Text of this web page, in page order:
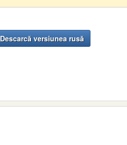
Descarcă versiunea rusă